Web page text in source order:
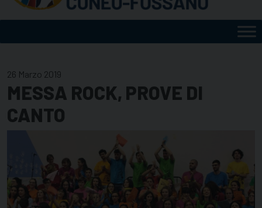
26 Marzo 2019
MESSA ROCK, PROVE DI
CANTO